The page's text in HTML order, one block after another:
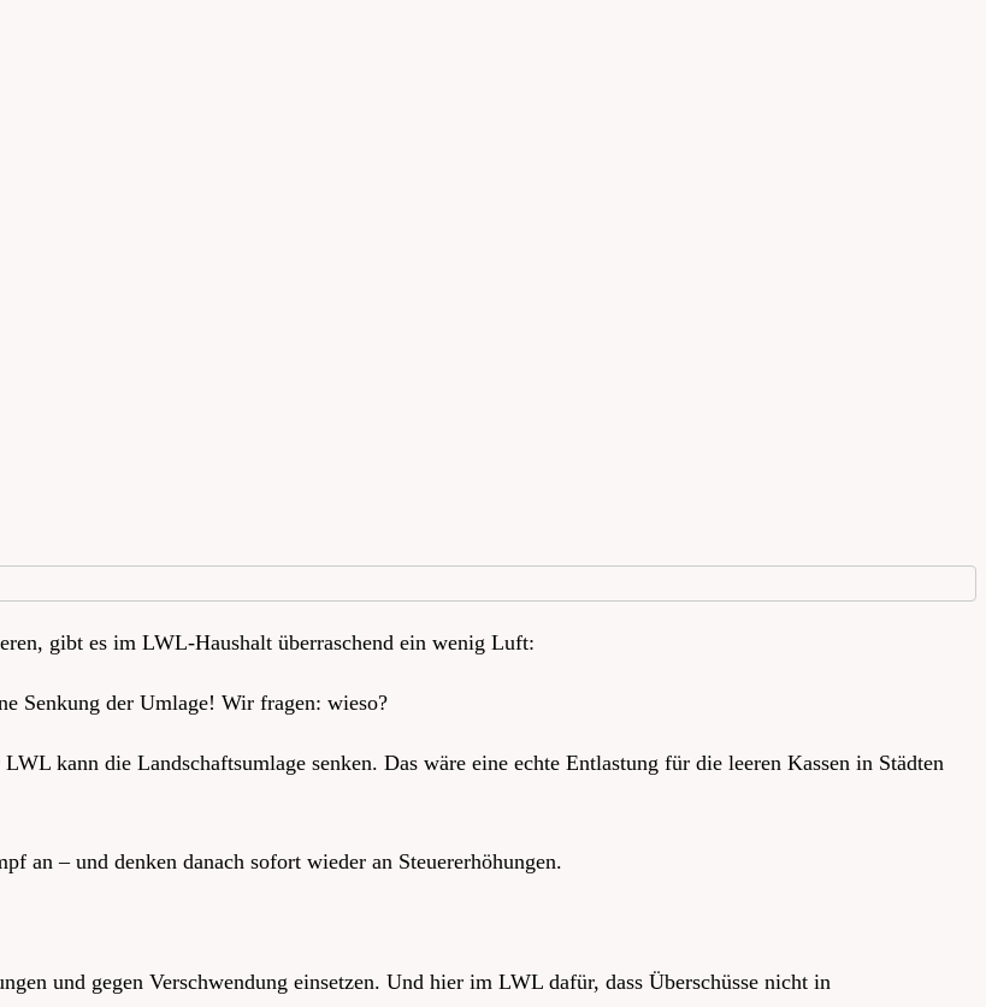
gibt es im LWL-Haushalt überraschend ein wenig Luft:
Senkung der Umlage! Wir fragen: wieso?
kann die Landschaftsumlage senken. Das wäre eine echte Entlastung für die leeren Kassen in Städten
an – und denken danach sofort wieder an Steuererhöhungen.
und gegen Verschwendung einsetzen. Und hier im LWL dafür, dass Überschüsse nicht in